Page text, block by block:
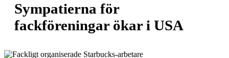
Sympatierna för
fackföreningar ökar i USA